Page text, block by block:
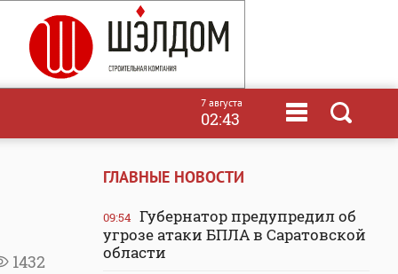
7 августа
02:43
1432
ГЛАВНЫЕ НОВОСТИ
09:54 Губернатор предупредил об
угрозе атаки БПЛА в Саратовской
области